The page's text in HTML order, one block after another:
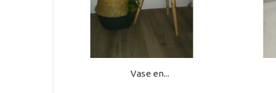
Vase en...